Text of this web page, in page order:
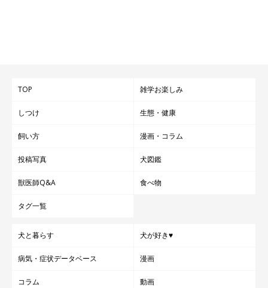
TOP 雑学お楽しみ
しつけ 生態・健康
飼い方 漫画・コラム
投稿写真 犬図鑑
獣医師Q&A 食べ物
タグ一覧
犬と暮らす 犬が好き♥
病気・症状データベース 漫画
コラム 動画